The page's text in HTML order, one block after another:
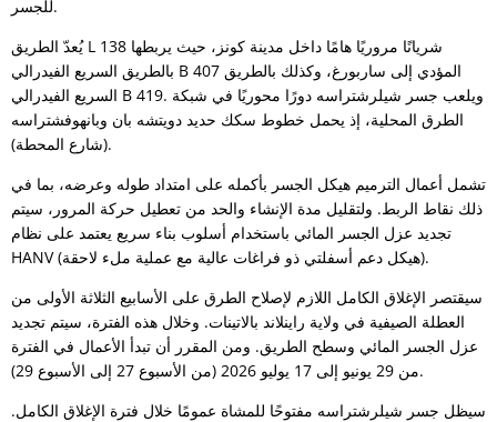
للجسر.
يُعدّ الطريق L 138 شريانًا مروريًا هامًا داخل مدينة كونز، حيث يربطها
بالطريق السريع الفيدرالي B 407 المؤدي إلى ساربورغ، وكذلك بالطريق
السريع الفيدرالي B 419. ويلعب جسر شيلرشتراسه دورًا محوريًا في شبكة
الطرق المحلية، إذ يحمل خطوط سكك حديد دويتشه بان وبانهوفشتراسه
(شارع المحطة).
تشمل أعمال الترميم هيكل الجسر بأكمله على امتداد طوله وعرضه، بما في
ذلك نقاط الربط. ولتقليل مدة الإنشاء والحد من تعطيل حركة المرور، سيتم
تجديد عزل الجسر المائي باستخدام أسلوب بناء سريع يعتمد على نظام
HANV (هيكل دعم أسفلتي ذو فراغات عالية مع عملية ملء لاحقة).
سيقتصر الإغلاق الكامل اللازم لإصلاح الطرق على الأسابيع الثلاثة الأولى من
العطلة الصيفية في ولاية راينلاند بالاتينات. وخلال هذه الفترة، سيتم تجديد
عزل الجسر المائي وسطح الطريق. ومن المقرر أن تبدأ الأعمال في الفترة
من 29 يونيو إلى 17 يوليو 2026 (من الأسبوع 27 إلى الأسبوع 29).
سيظل جسر شيلرشتراسه مفتوحًا للمشاة عمومًا خلال فترة الإغلاق الكامل.